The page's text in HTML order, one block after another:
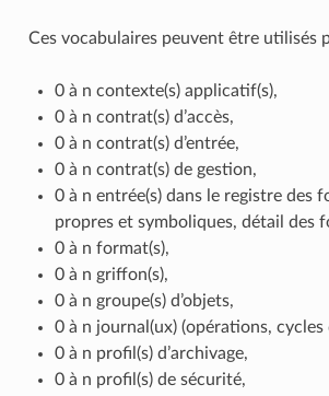
Ces vocabulaires peuvent être utilisés
0 à n contexte(s) applicatif(s),
0 à n contrat(s) d’accès,
0 à n contrat(s) d’entrée,
0 à n contrat(s) de gestion,
0 à n entrée(s) dans le registre des
propres et symboliques, détail des
0 à n format(s),
0 à n griffon(s),
0 à n groupe(s) d’objets,
0 à n journal(ux) (opérations, cycles
0 à n profil(s) d’archivage,
0 à n profil(s) de sécurité,